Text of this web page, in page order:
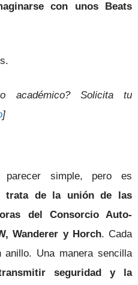
con unos Beats
académico? Solicita tu
]
simple, pero es
trata de la unión de las
del Consorcio Auto-
Wanderer y Horch. Cada
Una manera sencilla
seguridad y la